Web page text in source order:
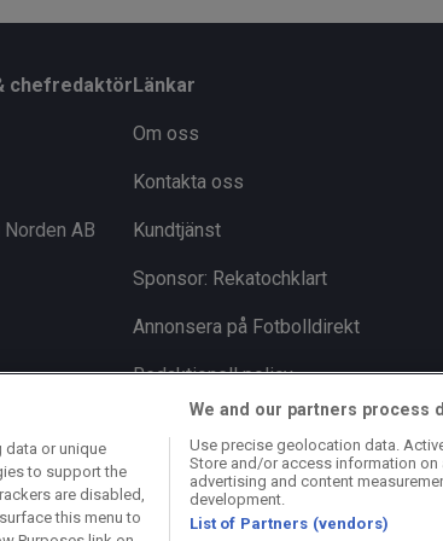
chefredaktör
AB
Länkar
Om oss
Kontakta oss
Kundtjänst
Sponsor: Rekatochklart
Annonsera på Fotbolldirekt
Redaktionell policy
Personuppgiftspolicy
Cookiepolicy
Arkiv
data or unique
to support the
are disabled,
this menu to
We and our partners process
Use precise geolocation data.
Store and/or access information on
advertising and content
development.
List of Partners (vendors)